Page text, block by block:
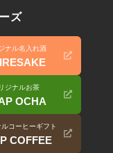
ズ
ナル名入れ酒
ジナルお茶
OCHA
コーヒーギフト
COFFEE